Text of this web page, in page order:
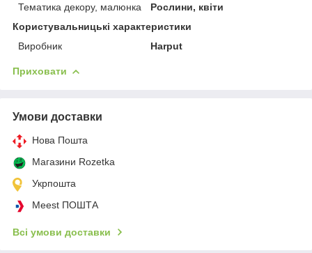
Тематика декору, малюнка
Рослини, квіти
Користувальницькі характеристики
Виробник
Harput
Приховати
Умови доставки
Нова Пошта
Магазини Rozetka
Укрпошта
Meest ПОШТА
Всі умови доставки